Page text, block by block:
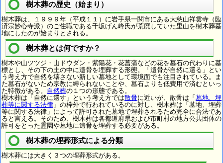
樹木葬の歴史（始まり）
樹木葬は、１９９９年（平成１１）に岩手県一関市にある大慈山祥雲寺（臨
済宗妙心寺派）のご住職である千坂げん峰氏が荒廃していた里山を樹木葬墓
地にしたのが始まりとされる。
樹木葬とは何ですか？
樹木や山ツツジ・山ドウダン・紫陽花・花菖蒲などの花を墓石の代わりに墓
標とし、その下の土の中に遺骨を埋葬する形態。「遺骨が自然に還る」とい
う考え方で自然を壊さない新しい墓地として環境面でも注目されている。ま
た墓石がないため宗教に縛られないことや、墓石よりも低費用で済むといっ
た特徴がある。 自然葬の１つの形態である。
樹木葬は「自然に還す」という考え方では散骨に近いが、散骨は「 墓地、埋
葬等に関する法律 」の枠外で行われているのに対し、樹木葬は「墓地、埋葬
等に関する法律」によって許可された墓地で埋葬されるため完全に合法であ
ると言える。そのため、樹木葬は各都道府県および市町村の地方公共団体の
許可をとった霊園や墓地に遺骨を埋葬する必要がある。
樹木葬の埋葬形式による分類
樹木葬には大きく３つの埋葬形式がある。